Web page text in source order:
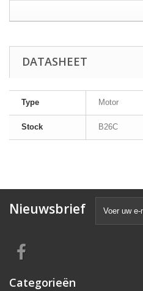
DATASHEET
Type Motor
Stock B26C
Nieuwsbrief
Categorieën